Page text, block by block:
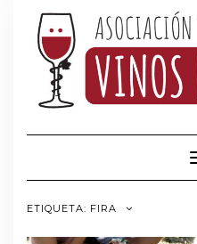
contenido
ETIQUETA: FIRA